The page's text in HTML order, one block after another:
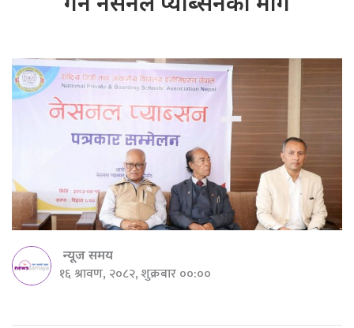
गर्न नेसनल प्याब्सनको माग
न्यूज समय
१६ श्रावण, २०८२, शुक्रबार ००:००